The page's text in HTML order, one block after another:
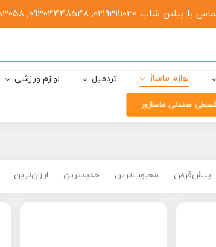
با پیلتن شاپ 02193111030, 09304448548, 09212353058
لوازم ماساژ تردمیل لوازم ورزشی
صندلی ماساژور
پیش‌فرض محبوب‌ترین جدیدترین ارزان‌ترین